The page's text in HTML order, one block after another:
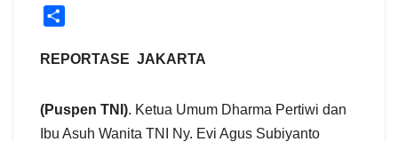
a
REPORTASE JAKARTA
(Puspen TNI). Ketua Umum Dharma Pertiwi dan
Ibu Asuh Wanita TNI Ny. Evi Agus Subiyanto